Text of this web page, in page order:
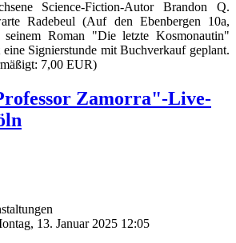
Science-Fiction-Autor Brandon Q.
Radebeul (Auf den Ebenbergen 10a,
seinem Roman "Die letzte Kosmonautin"
Signierstunde mit Buchverkauf geplant.
7,00 EUR)
Zamorra"-Live-
13. Januar 2025 12:05